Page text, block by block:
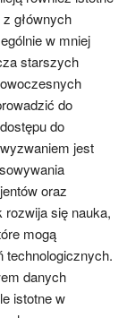
głównych
w mniej
starszych
do
do
jest
oraz
się nauka,
mogą
technologicznych.
danych
istotne w